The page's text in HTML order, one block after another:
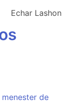
Echar Lashon
menester de